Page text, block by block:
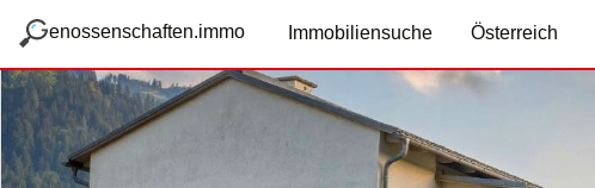
g
enossenschaften.immo Immobiliensuche Österreich